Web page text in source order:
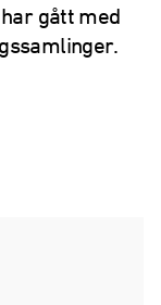
gått med